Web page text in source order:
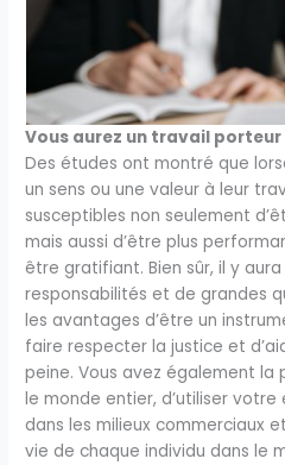
Vous aurez un travail porteur
Des études ont montré que
un sens ou une valeur à leur
susceptibles non seulement
mais aussi d’être plus
être gratifiant. Bien sûr, il y
responsabilités et de grandes
les avantages d’être un
faire respecter la justice et
peine. Vous avez également la
le monde entier, d’utiliser
dans les milieux commerciaux
vie de chaque individu dans le